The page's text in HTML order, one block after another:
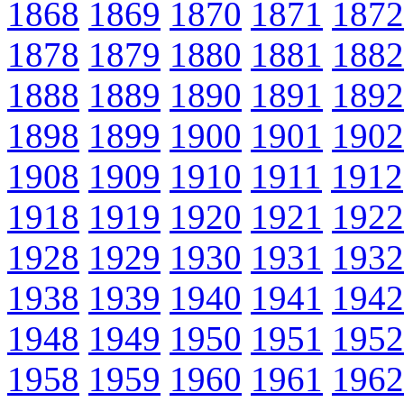
1868 1869 1870 1871 1872
1878 1879 1880 1881 1882
1888 1889 1890 1891 1892
1898 1899 1900 1901 1902
1908 1909 1910 1911 1912
1918 1919 1920 1921 1922
1928 1929 1930 1931 1932
1938 1939 1940 1941 1942
1948 1949 1950 1951 1952
1958 1959 1960 1961 1962